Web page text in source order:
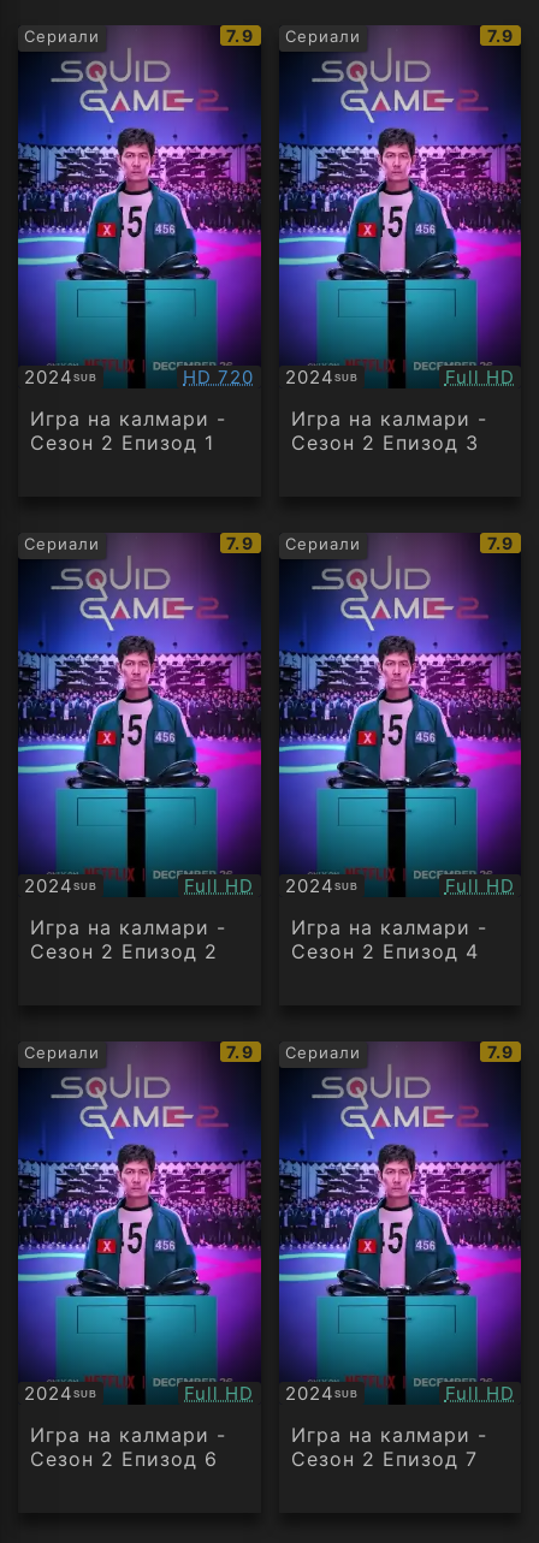
Сериали
IMDb
рейтинг:
7.9
2024SUB
Субтитри Качество:
HD 720
Игра на калмари -
Сезон 2 Епизод 1
Сериали
IMDb
7.9
2024SUB
Субтитри Full HD
Игра на калмари -
Сезон 2 Епизод 3
Сериали
IMDb
рейтинг:
7.9
2024SUB
Субтитри Качество:
Full HD
Игра на калмари -
Сезон 2 Епизод 2
Сериали
IMDb
7.9
2024SUB
Субтитри Full HD
Игра на калмари -
Сезон 2 Епизод 4
Сериали
IMDb
рейтинг:
7.9
2024SUB
Субтитри Качество:
Full HD
Игра на калмари -
Сезон 2 Епизод 6
Сериали
IMDb
7.9
2024SUB
Субтитри Full HD
Игра на калмари -
Сезон 2 Епизод 7